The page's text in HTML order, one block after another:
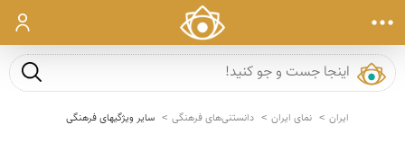
ورود
جست و
ایران نمای ایران دانستنی‌های فرهنگی سایر ویژگیهای فرهنگی